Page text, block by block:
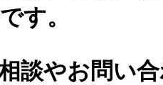
す。
談やお問い